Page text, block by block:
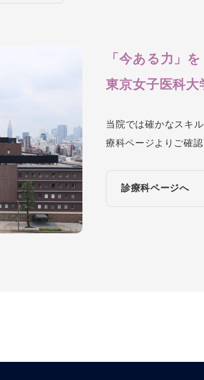
「今ある力」を
東京女子医科
当院では確かなスキ
療科ページよりご確
診療科ページへ